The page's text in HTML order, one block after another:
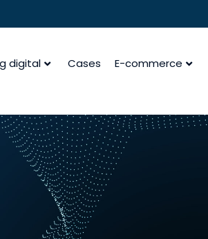
digital Cases E-commerce